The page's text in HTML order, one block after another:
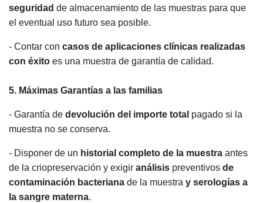
seguridad de almacenamiento de las muestras para que
el eventual uso futuro sea posible.
- Contar con casos de aplicaciones clínicas realizadas
con éxito es una muestra de garantía de calidad.
5. Máximas Garantías a las familias
- Garantía de devolución del importe total pagado si la
muestra no se conserva.
- Disponer de un historial completo de la muestra antes
de la criopreservación y exigir análisis preventivos de
contaminación bacteriana de la muestra y serologías a
la sangre materna.